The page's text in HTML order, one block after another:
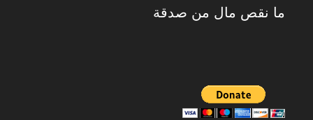
ما نقص مال من صدقة